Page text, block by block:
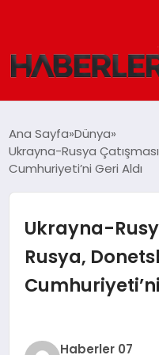
EKONOMI
TEKNOLOJI
Ana Sayfa Dünya
Ukrayna-Rusya
Cumhuriyeti’ni Geri Aldı
Ukrayna-
Rusya,
Haberler 07